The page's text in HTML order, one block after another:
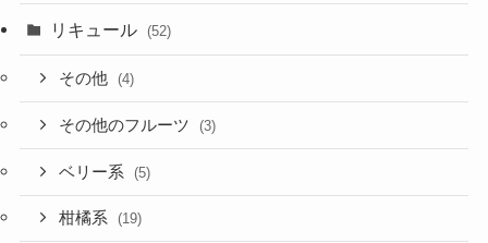
リキュール (52)
その他 (4)
その他のフルーツ (3)
ベリー系 (5)
柑橘系 (19)